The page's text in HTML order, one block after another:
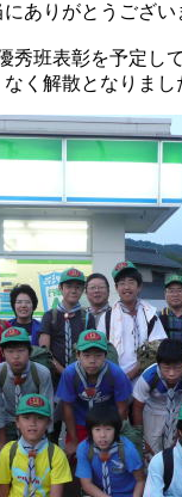
にありがとうござい
秀班表彰を予定し
なく解散となりまし